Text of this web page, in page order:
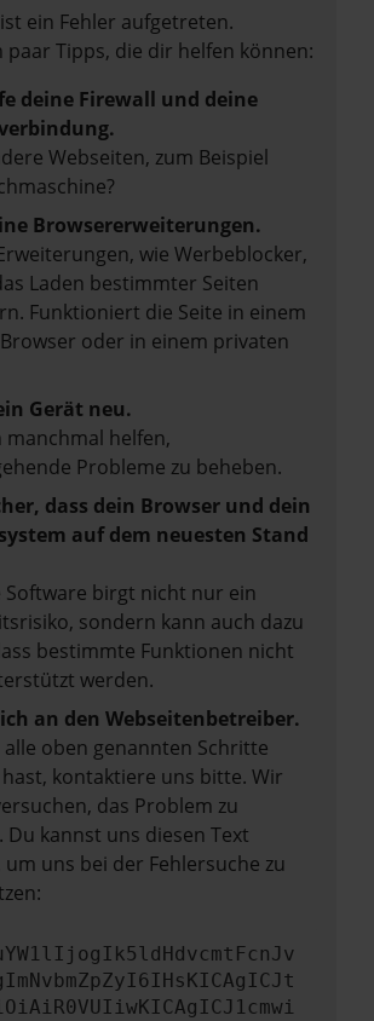
ein Fehler aufgetreten.
paar Tipps, die dir helfen können:
deine Firewall und deine
Webseiten, zum Beispiel
Browsererweiterungen.
wie Werbeblocker,
Laden bestimmter Seiten
Funktioniert die Seite in einem
oder in einem privaten
Gerät neu.
manchmal helfen,
Probleme zu beheben.
dass dein Browser und dein
auf dem neuesten Stand
Software birgt nicht nur ein
sondern kann auch dazu
bestimmte Funktionen nicht
werden.
an den Webseitenbetreiber.
oben genannten Schritte
kontaktiere uns bitte. Wir
das Problem zu
Du kannst uns diesen Text
um uns bei der Fehlersuche zu